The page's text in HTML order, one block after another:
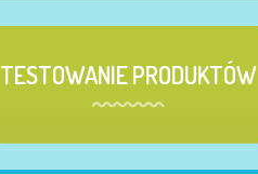
TESTOWANIE PRODUKTÓW